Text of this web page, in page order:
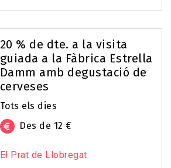
20 % de dte. a la visita
guiada a la Fàbrica Estrella
Damm amb degustació de
cerveses
Tots els dies
Des de 12 €
El Prat de Llobregat